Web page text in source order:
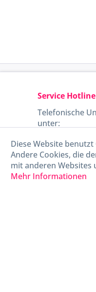
Service Hotline
Telefonische
unter:
040-880
Mo-Fr, 09:00 -
Diese Website
Andere Cookies, die
mit anderen Websites
Mehr Informationen